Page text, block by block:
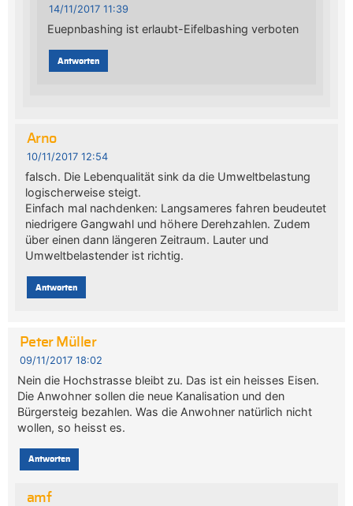
14/11/2017 11:39
Euepnbashing ist erlaubt-Eifelbashing verboten
Antworten
Arno
10/11/2017 12:54
falsch. Die Lebenqualität sink da die Umweltbelastung
logischerweise steigt.
Einfach mal nachdenken: Langsameres fahren beudeutet
niedrigere Gangwahl und höhere Derehzahlen. Zudem
über einen dann längeren Zeitraum. Lauter und
Umweltbelastender ist richtig.
Antworten
Peter Müller
09/11/2017 18:02
Nein die Hochstrasse bleibt zu. Das ist ein heisses Eisen.
Die Anwohner sollen die neue Kanalisation und den
Bürgersteig bezahlen. Was die Anwohner natürlich nicht
wollen, so heisst es.
Antworten
amf